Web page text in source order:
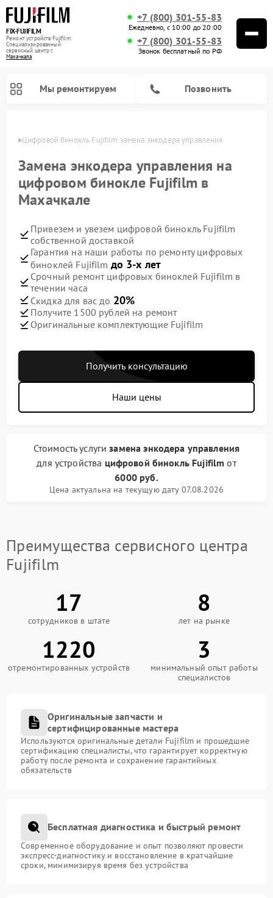
FIX-FUJIFILM
Ремонт устройств Fujifilm
Специализированный
cервисный центр г.
Махачкала
+7 (800) 301-55-83
Ежедневно, с 10:00 до 20:00
+7 (800) 301-55-83
Звонок бесплатный по РФ
Мы ремонтируем Позвонить
Цифровой бинокль Fujifilm замена энкодера управления
Замена энкодера управления на
цифровом бинокле Fujifilm в
Махачкале
Привезем и увезем цифровой бинокль Fujifilm
собственной доставкой
Гарантия на наши работы по ремонту цифровых
биноклей Fujifilm до 3-х лет
Срочный ремонт цифровых биноклей Fujifilm в
течении часа
Скидка для вас до 20%
Получите 1500 рублей на ремонт
Оригинальные комплектующие Fujifilm
Получить консультацию
Наши цены
Стоимость услугизамена энкодера управления
для устройства цифровой бинокль Fujifilm от
6000 руб.
Цена актуальна на текущую дату 07.08.2026
Преимущества сервисного центра
Fujifilm
17
сотрудников в штате
8
лет на рынке
1220
отремонтированных устройств
3
минимальный опыт работы
специалистов
Оригинальные запчасти и
сертифицированные мастера
Используются оригинальные детали Fujifilm и прошедшие
сертификацию специалисты, что гарантирует корректную
работу после ремонта и сохранение гарантийных
обязательств
Бесплатная диагностика и быстрый ремонт
Современное оборудование и опыт позволяют провести
экспресс-диагностику и восстановление в кратчайшие
сроки, минимизируя время без устройства